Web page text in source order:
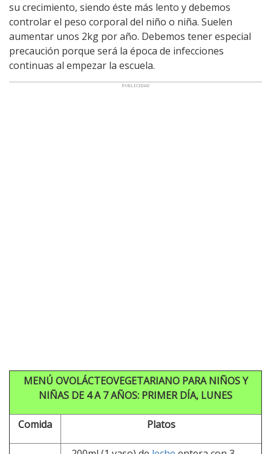
su crecimiento, siendo éste más lento y debemos
controlar el peso corporal del niño o niña. Suelen
aumentar unos 2kg por año. Debemos tener especial
precaución porque será la época de infecciones
continuas al empezar la escuela.
MENÚ OVOLÁCTEOVEGETARIANO PARA NIÑOS Y
NIÑAS DE 4 A 7 AÑOS: PRIMER DÍA, LUNES
Comida Platos